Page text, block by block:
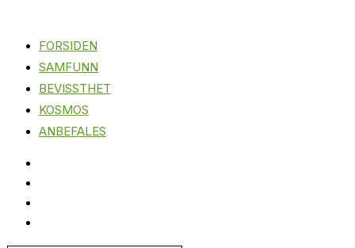
FORSIDEN
SAMFUNN
BEVISSTHET
KOSMOS
ANBEFALES